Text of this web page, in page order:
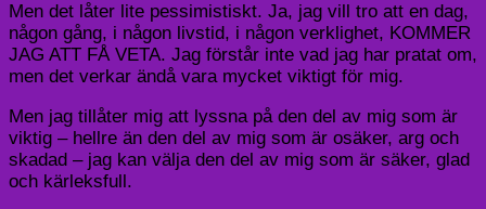
Men det låter lite pessimistiskt. Ja, jag vill tro att en dag,
någon gång, i någon livstid, i någon verklighet, KOMMER
JAG ATT FÅ VETA. Jag förstår inte vad jag har pratat om,
men det verkar ändå vara mycket viktigt för mig.
Men jag tillåter mig att lyssna på den del av mig som är
viktig – hellre än den del av mig som är osäker, arg och
skadad – jag kan välja den del av mig som är säker, glad
och kärleksfull.